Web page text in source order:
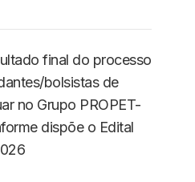
final do processo
bolsistas de
no Grupo PROPET-
dispõe o Edital